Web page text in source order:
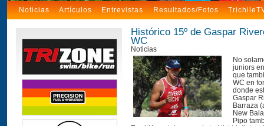
Noticias Artículos Entrevistas Resultados/Fotos
Histórico 15º de Gaspar
WC
Noticias
No
juniors
que
WC en
donde
Gaspar
Barraza
New
Pipo